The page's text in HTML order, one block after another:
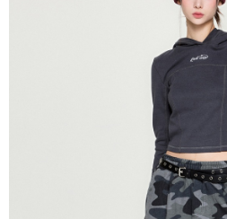
每筆NT$80，滿NT$699(含以上)免運費